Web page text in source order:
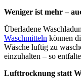
Weniger ist mehr –
Überladene
Waschmitteln können
Wäsche luftig zu
einzuhalten – so
Lufttrocknung statt